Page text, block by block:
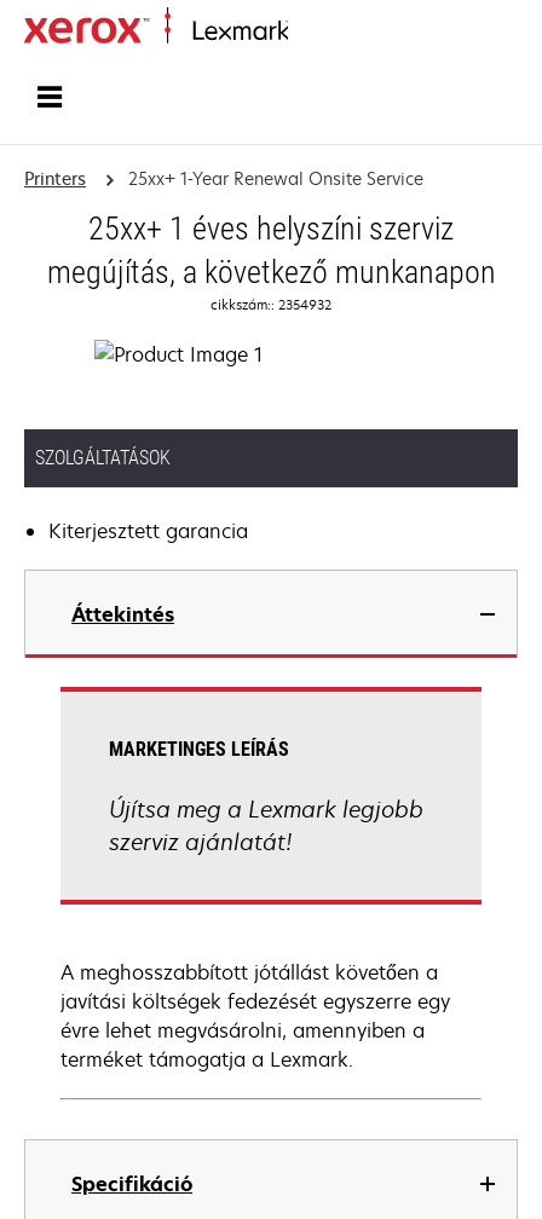
Printers 25xx+ 1-Year Renewal Onsite Service
25xx+ 1 éves helyszíni szerviz
megújítás, a következő munkanapon
cikkszám:: 2354932
SZOLGÁLTATÁSOK
Kiterjesztett garancia
Áttekintés
Specifikáció
MARKETINGES LEÍRÁS
Újítsa meg a Lexmark legjobb
szerviz ajánlatát!
A meghosszabbított jótállást követően a
javítási költségek fedezését egyszerre egy
évre lehet megvásárolni, amennyiben a
terméket támogatja a Lexmark.